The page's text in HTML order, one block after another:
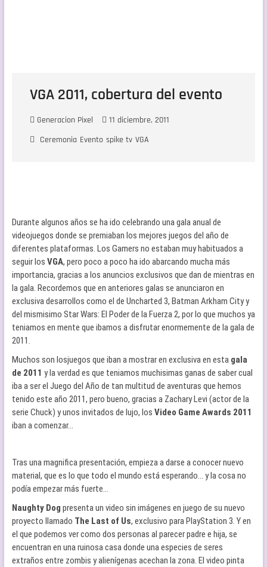
VGA 2011, cobertura del evento
Generacion Pixel
11 diciembre, 2011
Ceremonia Evento spike tv VGA
Durante algunos años se ha ido celebrando una gala anual de
videojuegos donde se premiaban los mejores juegos del año de
diferentes plataformas. Los Gamers no estaban muy habituados a
seguir los VGA, pero poco a poco ha ido abarcando mucha más
importancia, gracias a los anuncios exclusivos que dan de mientras en
la gala. Recordemos que en anteriores galas se anunciaron en
exclusiva desarrollos como el de Uncharted 3, Batman Arkham City y
del mismisimo Star Wars: El Poder de la Fuerza 2, por lo que muchos ya
teniamos en mente que ibamos a disfrutar enormemente de la gala de
2011.
Muchos son losjuegos que iban a mostrar en exclusiva en esta gala
de 2011 y la verdad es que teniamos muchisimas ganas de saber cual
iba a ser el Juego del Año de tan multitud de aventuras que hemos
tenido este año 2011, pero bueno, gracias a Zachary Levi (actor de la
serie Chuck) y unos invitados de lujo, los Video Game Awards 2011
iban a comenzar…
Tras una magnifica presentación, empieza a darse a conocer nuevo
material, que es lo que todo el mundo está esperando… y la cosa no
podía empezar más fuerte…
Naughty Dog presenta un video sin imágenes en juego de su nuevo
proyecto llamado The Last of Us, exclusivo para PlayStation 3. Y en
el que podemos ver como dos personas al parecer padre e hija, se
encuentran en una ruinosa casa donde una especies de seres
extraños entre zombis y alienígenas acechan la zona. El video pinta